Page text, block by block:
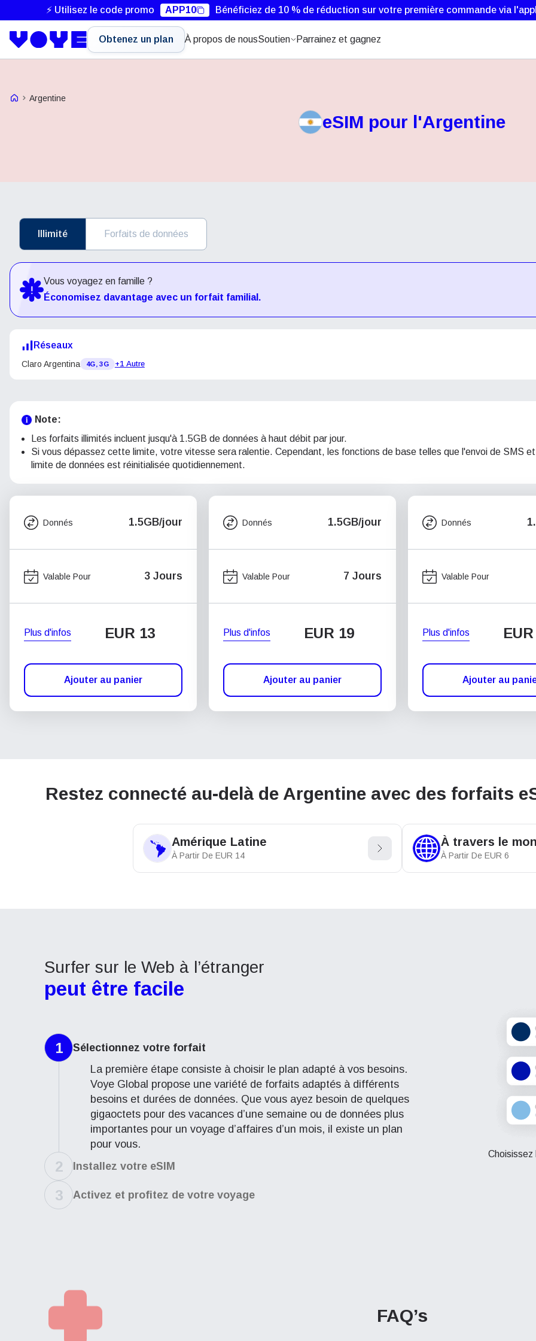
⚡ Utilisez le code promo APP10 Bénéficiez de 10 % de réduction sur votre première commande via
Obtenez un plan À propos de nousSoutien Parrainez et gagnez
Voye Homepage
Argentine
eSIM pour l'Argentine
Illimité Forfaits de données
Vous voyagez en famille ?
Économisez davantage avec un forfait familial.
Réseaux
Claro Argentina 4G, 3G +1 Autre
Note:
Les forfaits illimités incluent jusqu'à 1.5GB de données à haut débit par jour.
Si vous dépassez cette limite, votre vitesse sera ralentie. Cependant, les fonctions de base telles que l'envoi de SMS
limite de données est réinitialisée quotidiennement.
Donnés 1.5GB/jour
Valable Pour 3 Jours
Plus d'infos EUR 13
Ajouter au panier
Donnés 1.5GB/jour
Valable Pour 7 Jours
Plus d'infos EUR 19
Ajouter au panier
Donnés
Valable Pour
Plus d'infos
Ajouter au
Restez connecté au-delà de Argentine avec des forfaits
Amérique Latine
À Partir De EUR 14
À travers le
À Partir De EUR 6
Surfer sur le Web à l’étranger
peut être facile
1
Sélectionnez votre forfait
La première étape consiste à choisir le plan adapté à vos besoins.
Voye Global propose une variété de forfaits adaptés à différents
besoins et durées de données. Que vous ayez besoin de quelques
gigaoctets pour des vacances d’une semaine ou de données plus
importantes pour un voyage d’affaires d’un mois, il existe un plan
pour vous.
2 Installez votre eSIM
3 Activez et profitez de votre voyage
Choisissez
FAQ’s